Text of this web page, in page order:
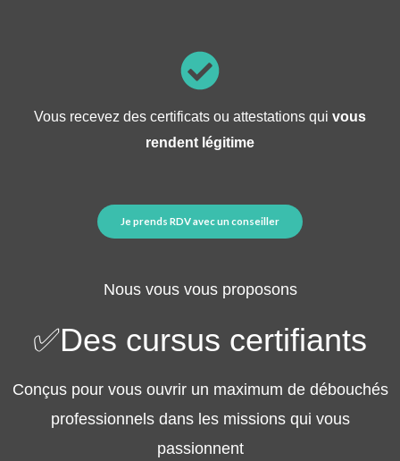
Vous recevez des certificats ou attestations qui vous
rendent légitime
Je prends RDV avec un conseiller
Nous vous vous proposons
✅Des cursus certifiants
Conçus pour vous ouvrir un maximum de débouchés
professionnels dans les missions qui vous
passionnent